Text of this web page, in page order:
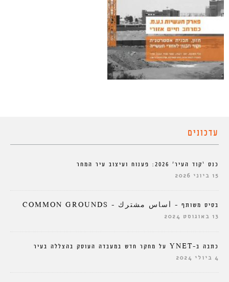
עדכונים
כנס ‘קוד העיר’ 2026: פענוח ועיצוב עיר המחר
15 ביוני 2026
בסיס משותף – أساس مشترك – COMMON GROUNDS
13 באוגוסט 2024
כתבה ב-YNET על מחקר חדש במעבדה העוסק בהצללה בעיר
4 ביולי 2024